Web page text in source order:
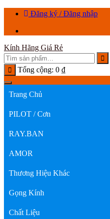
Chuyển
dung
Đăng ký / Đăng nhập
Kính Hãng Giá Rẻ
Tổng cộng: 0 ₫
Trang Chủ
PILOT / Cơn
RAY.BAN
AMOR
Thương Hiệu Khác
Gọng Kính
Chất Liệu